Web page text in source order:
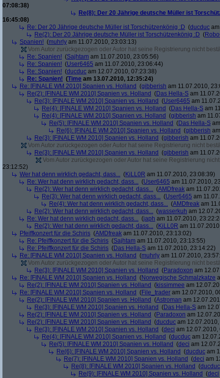
07:08:38)
Re(8): Der 20 Jährige deutsche Müller ist
16:45:08)
Re: Der 20 Jährige deutsche Müller ist Torschützenkönig :D (ducduc
Re(2): Der 20 Jährige deutsche Müller ist Torschützenkönig :D (
Spanien! (muhrly am 11.07.2010, 23:03:13)
Vom Autor zurückgezogen oder Autor hat seine Registrierung nicht
Re: Spanien! (Sajhtam am 11.07.2010, 23:05:56)
Re: Spanien! (User6465 am 11.07.2010, 23:06:44)
Re: Spanien! (ducduc am 12.07.2010, 07:23:38)
Re: Spanien! (Time am 13.07.2010, 12:35:24)
Re: [FINALE WM 2010] Spanien vs. Holland (gibberish am 11.07.2010,
Re(2): [FINALE WM 2010] Spanien vs. Holland (Das Hella-S am
Re(3): [FINALE WM 2010] Spanien vs. Holland (User6465 am
Re(4): [FINALE WM 2010] Spanien vs. Holland (Das Hella-S am
Re(4): [FINALE WM 2010] Spanien vs. Holland (gibberish am
Re(5): [FINALE WM 2010] Spanien vs. Holland (Das Hella-S
Re(6): [FINALE WM 2010] Spanien vs. Holland (gibberish
Re(3): [FINALE WM 2010] Spanien vs. Holland (gibberish am
Vom Autor zurückgezogen oder Autor hat seine Registrierung nicht
Re(3): [FINALE WM 2010] Spanien vs. Holland (gibberish am
Vom Autor zurückgezogen oder Autor hat seine Registrierung
23:12:52)
Wer hat denn wirklich gedacht, dass... (KiLL0R am 11.07.2010, 23:08:39)
Re: Wer hat denn wirklich gedacht, dass... (User6465 am 11.07.2010,
Re(2): Wer hat denn wirklich gedacht, dass... (AMDfreak am
Re(3): Wer hat denn wirklich gedacht, dass... (User6465 am
Re(4): Wer hat denn wirklich gedacht, dass... (AMDfreak am
Re(2): Wer hat denn wirklich gedacht, dass... (wasserkuh am
Re: Wer hat denn wirklich gedacht, dass... (japh am 11.07.2010,
Re(2): Wer hat denn wirklich gedacht, dass... (KiLL0R am
Pfeiffkonzert für die Schiris (AMDfreak am 11.07.2010, 23:13:02)
Re: Pfeiffkonzert für die Schiris (Sajhtam am 11.07.2010, 23:13:55)
Re: Pfeiffkonzert für die Schiris (Das Hella-S am 11.07.2010, 23:14:22)
Re: [FINALE WM 2010] Spanien vs. Holland (muhrly am 11.07.2010,
Vom Autor zurückgezogen oder Autor hat seine Registrierung nicht
Re(3): [FINALE WM 2010] Spanien vs. Holland (Paradoxon am
Re: [FINALE WM 2010] Spanien vs. Holland (Norwegische Schmalzkatze
Re(2): [FINALE WM 2010] Spanien vs. Holland (kissimmee am
Re: [FINALE WM 2010] Spanien vs. Holland (File_trader am 12.07.2010,
Re(2): [FINALE WM 2010] Spanien vs. Holland (Astroman am
Re(3): [FINALE WM 2010] Spanien vs. Holland (Das Hella-S am
Re(2): [FINALE WM 2010] Spanien vs. Holland (Paradoxon am
Re(2): [FINALE WM 2010] Spanien vs. Holland (ducduc am
Re(3): [FINALE WM 2010] Spanien vs. Holland (deci am 12.07.2010,
Re(4): [FINALE WM 2010] Spanien vs. Holland (ducduc am
Re(5): [FINALE WM 2010] Spanien vs. Holland (deci am
Re(6): [FINALE WM 2010] Spanien vs. Holland (ducduc am
Re(7): [FINALE WM 2010] Spanien vs. Holland (deci am
Re(8): [FINALE WM 2010] Spanien vs. Holland (ducduc
Re(9): [FINALE WM 2010] Spanien vs. Holland (deci